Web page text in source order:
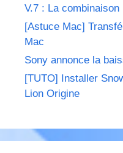
V.7 : La combinaison
[Astuce Mac]
Mac
Sony annonce la
[TUTO] Installer
Lion Origine